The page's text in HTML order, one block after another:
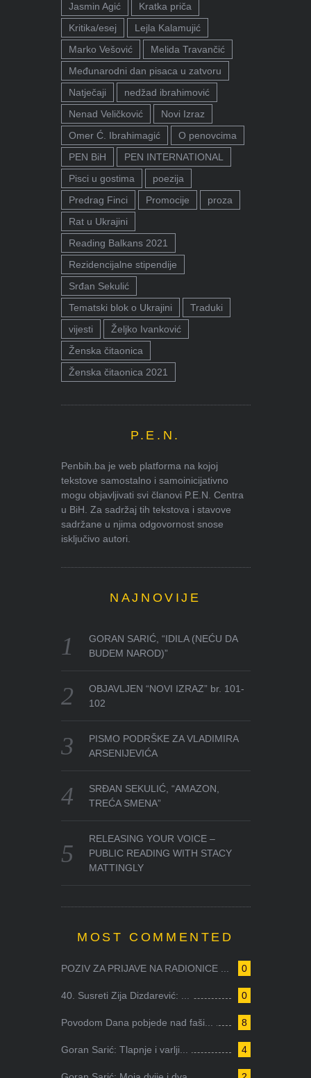
Jasmin Agić
Kratka priča
Kritika/esej
Lejla Kalamujić
Marko Vešović
Melida Travančić
Međunarodni dan pisaca u zatvoru
Natječaji
nedžad ibrahimović
Nenad Veličković
Novi Izraz
Omer Ć. Ibrahimagić
O penovcima
PEN BiH
PEN INTERNATIONAL
Pisci u gostima
poezija
Predrag Finci
Promocije
proza
Rat u Ukrajini
Reading Balkans 2021
Rezidencijalne stipendije
Srđan Sekulić
Tematski blok o Ukrajini
Traduki
vijesti
Željko Ivanković
Ženska čitaonica
Ženska čitaonica 2021
P.E.N.
Penbih.ba je web platforma na kojoj
tekstove samostalno i samoinicijativno
mogu objavljivati svi članovi P.E.N. Centra
u BiH. Za sadržaj tih tekstova i stavove
sadržane u njima odgovornost snose
isključivo autori.
NAJNOVIJE
GORAN SARIĆ, “IDILA (NEĆU DA
BUDEM NAROD)”
OBJAVLJEN “NOVI IZRAZ” br. 101-
102
PISMO PODRŠKE ZA VLADIMIRA
ARSENIJEVIĆA
SRĐAN SEKULIĆ, “AMAZON,
TREĆA SMENA”
RELEASING YOUR VOICE –
PUBLIC READING WITH STACY
MATTINGLY
MOST COMMENTED
0
POZIV ZA PRIJAVE NA RADIONICE ...
0
40. Susreti Zija Dizdarević: ...
8
Povodom Dana pobjede nad faši...
4
Goran Sarić: Tlapnje i varlji...